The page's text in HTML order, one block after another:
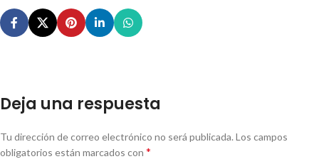
Deja una respuesta
Tu dirección de correo electrónico no será publicada. Los campos
obligatorios están marcados con *